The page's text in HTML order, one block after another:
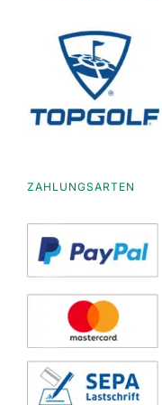
ZAHLUNGSARTEN